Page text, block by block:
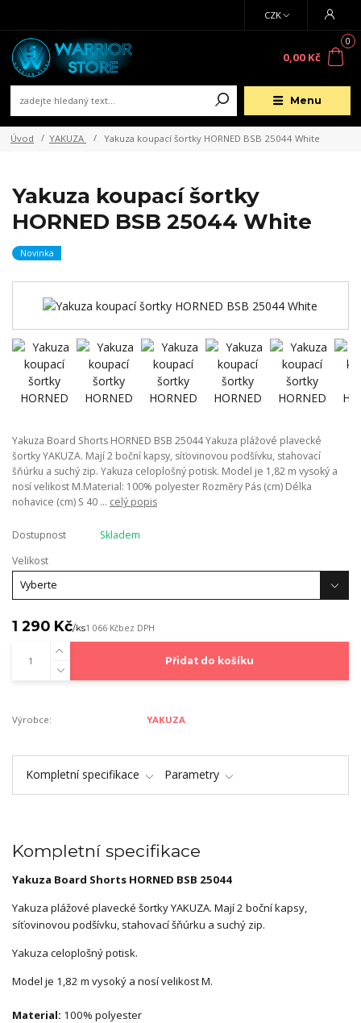
Menu
CZK
0
0,00 Kč
Úvod YAKUZA Yakuza koupací šortky HORNED BSB 25044 White
Yakuza koupací šortky
HORNED BSB 25044 White
Novinka
Yakuza Board Shorts HORNED BSB 25044 Yakuza plážové plavecké
šortky YAKUZA. Mají 2 boční kapsy, síťovinovou podšívku, stahovací
šňúrku a suchý zip. Yakuza celoplošný potisk. Model je 1,82 m vysoký a
nosí velikost M.Material: 100% polyester Rozměry Pás (cm) Délka
nohavice (cm) S 40 ... celý popis
Dostupnost
Skladem
Velikost
1 290 Kč/ks1 066 Kčbez DPH
Přidat do košíku
Výrobce: YAKUZA
Kompletní specifikace Parametry
Kompletní specifikace
Yakuza Board Shorts HORNED BSB 25044
Yakuza plážové plavecké šortky YAKUZA. Mají 2 boční kapsy,
síťovinovou podšívku, stahovací šňúrku a suchý zip.
Yakuza celoplošný potisk.
Model je 1,82 m vysoký a nosí velikost M.
Material: 100% polyester